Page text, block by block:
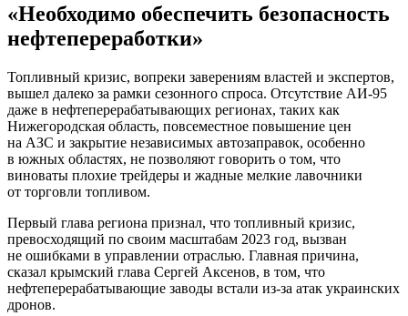
«Необходимо обеспечить безопасность
нефтепереработки»
Топливный кризис, вопреки заверениям властей и экспертов,
вышел далеко за рамки сезонного спроса. Отсутствие АИ-95
даже в нефтеперерабатывающих регионах, таких как
Нижегородская область, повсеместное повышение цен
на АЗС и закрытие независимых автозаправок, особенно
в южных областях, не позволяют говорить о том, что
виноваты плохие трейдеры и жадные мелкие лавочники
от торговли топливом.
Первый глава региона признал, что топливный кризис,
превосходящий по своим масштабам 2023 год, вызван
не ошибками в управлении отраслью. Главная причина,
сказал крымский глава Сергей Аксенов, в том, что
нефтеперерабатывающие заводы встали из-за атак украинских
дронов.